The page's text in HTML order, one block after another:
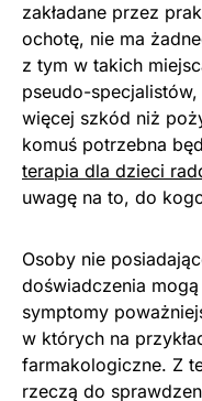
zakładane przez
ochotę, nie ma
z tym w takich
pseudo-
więcej szkód niż
komuś potrzebna
terapia dla dzieci
uwagę na to, do
Osoby nie
doświadczenia
symptomy
w których na
farmakologiczne. Z
rzeczą do